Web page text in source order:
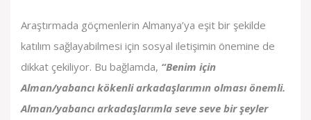
Araştırmada göçmenlerin Almanya’ya eşit bir şekilde
katılım sağlayabilmesi için sosyal iletişimin önemine de
dikkat çekiliyor. Bu bağlamda, “Benim için
Alman/yabancı kökenli arkadaşlarımın olması önemli.
Alman/yabancı arkadaşlarımla seve seve bir şeyler